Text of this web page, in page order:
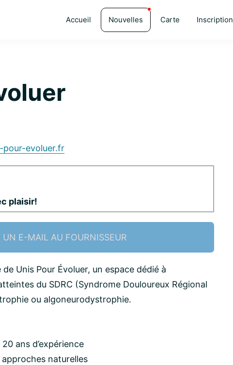
Accueil Nouvelles Carte Inscription
evoluer.fr
plaisir!
UN E-MAIL AU FOURNISSEUR
Unis Pour Évoluer, un espace dédié à
du SDRC (Syndrome Douloureux Régional
ou algoneurodystrophie.
ans d’expérience
naturelles